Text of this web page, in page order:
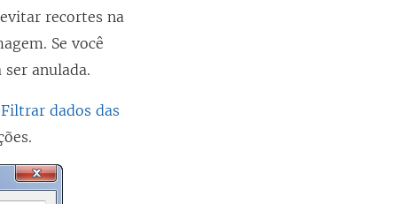
recortes na
Se você
anulada.
Filtrar dados das